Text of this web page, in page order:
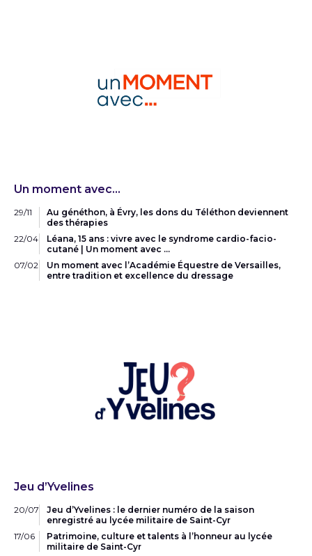
Un moment avec…
29/11
Au généthon, à Évry, les dons du Téléthon deviennent
des thérapies
22/04
Léana, 15 ans : vivre avec le syndrome cardio-facio-
cutané | Un moment avec …
07/02
Un moment avec l’Académie Équestre de Versailles,
entre tradition et excellence du dressage
Jeu d’Yvelines
20/07
Jeu d’Yvelines : le dernier numéro de la saison
enregistré au lycée militaire de Saint-Cyr
17/06
Patrimoine, culture et talents à l’honneur au lycée
militaire de Saint-Cyr